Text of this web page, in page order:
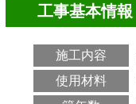
工事基本情報
施工内容
使用材料